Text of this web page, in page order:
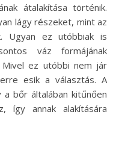
átalakítása történik.
lágy részeket, mint az
Ugyan ez utóbbiak is
váz formájának
ez utóbbi nem jár
esik a választás. A
bőr általában kitűnően
így annak alakítására